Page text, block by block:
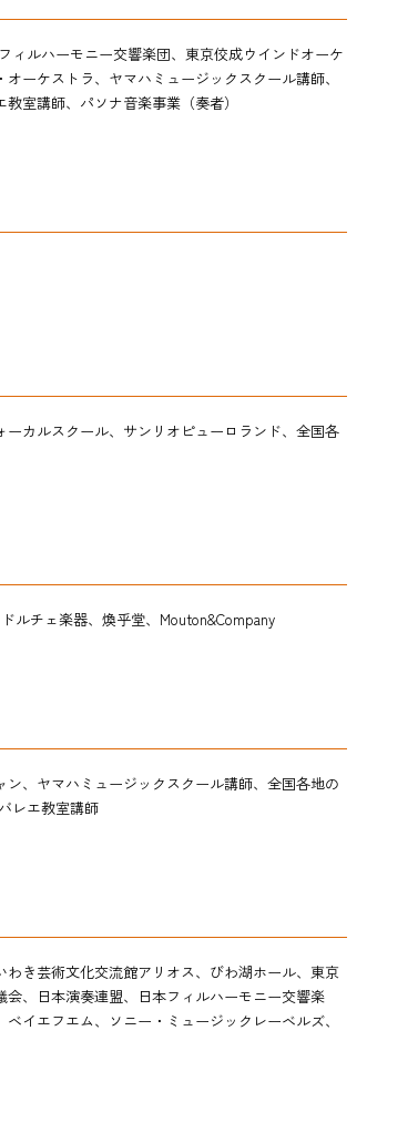
ィルハーモニー交響楽団、東京佼成ウインドオーケ
ーケストラ、ヤマハミュージックスクール講師、
室講師、パソナ音楽事業（奏者）
カルスクール、サンリオピューロランド、 全国各
ルチェ楽器、煥乎堂、 Mouton&Company
、ヤマハミュージックスクール講師、 全国各地の
レエ教室講師
き芸術文化交流館アリオス、びわ湖ホール、東京
、日本演奏連盟、
日本フィルハーモニー交響楽
イエフエム、
ソニー・ミュージックレーベルズ、